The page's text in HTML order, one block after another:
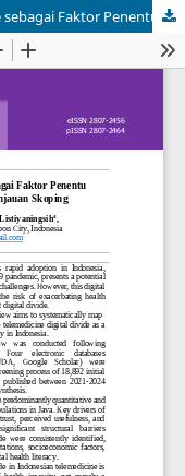
Kesenjangan Digital dalam Telemedicine sebagai Faktor Penentu Ketimpangan Kesehatan di Indonesia: Tinjauan Skoping